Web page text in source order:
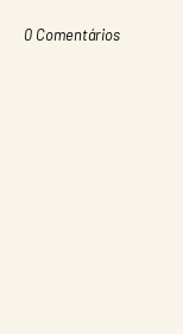
0 Comentários